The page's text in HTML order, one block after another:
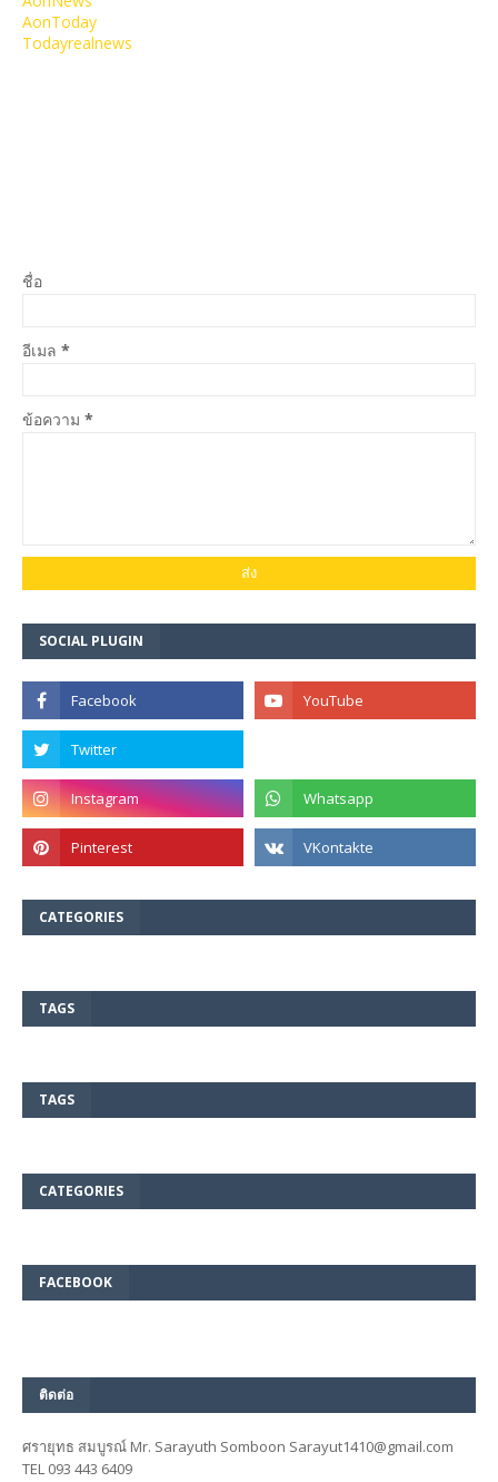
AonToday
Todayrealnews
ชื่อ
อีเมล *
ข้อความ *
SOCIAL PLUGIN
CATEGORIES
TAGS
TAGS
CATEGORIES
FACEBOOK
ติดต่อ
ศรายุทธ สมบูรณ์ Mr. Sarayuth Somboon Sarayut1410@gmail.com
TEL 093 443 6409